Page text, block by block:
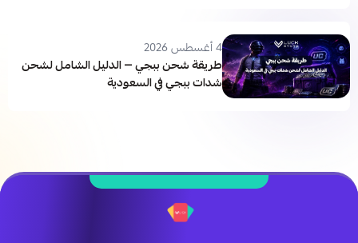
4 أغسطس 2026
طريقة شحن ببجي — الدليل الشامل لشحن
شدات ببجي في السعودية